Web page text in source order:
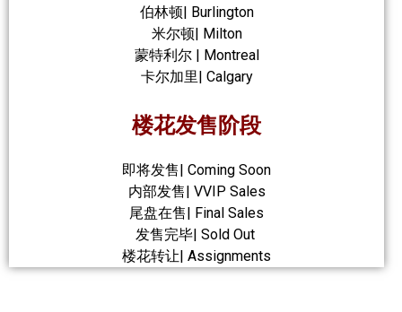
伯林顿| Burlington
米尔顿| Milton
蒙特利尔 | Montreal
卡尔加里| Calgary
楼花发售阶段
即将发售| Coming Soon
内部发售| VVIP Sales
尾盘在售| Final Sales
发售完毕| Sold Out
楼花转让| Assignments